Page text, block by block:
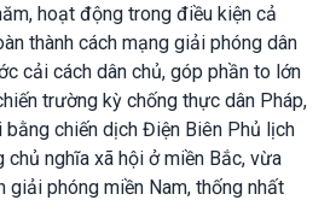
hoạt động trong điều kiện cả
thành cách mạng giải phóng dân
cải cách dân chủ, góp phần to lớn
trường kỳ chống thực dân Pháp,
bằng chiến dịch Điện Biên Phủ lịch
chủ nghĩa xã hội ở miền Bắc, vừa
giải phóng miền Nam, thống nhất